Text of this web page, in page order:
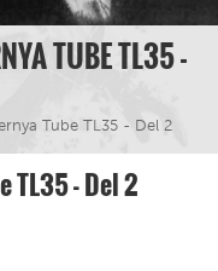
TUBE TL35 -
Tube TL35 - Del 2
TL35 - Del 2